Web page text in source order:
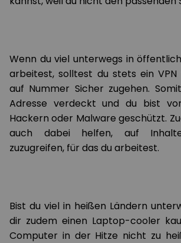
Wenn du viel unterwegs in
arbeitest, solltest du stets ein VPN
auf Nummer Sicher zugehen.
Adresse verdeckt und du bist
Hackern oder Malware geschützt.
auch dabei helfen, auf
zuzugreifen, für das du arbeitest.
Bist du viel in heißen Ländern
dir zudem einen Laptop-cooler
Computer in der Hitze nicht zu